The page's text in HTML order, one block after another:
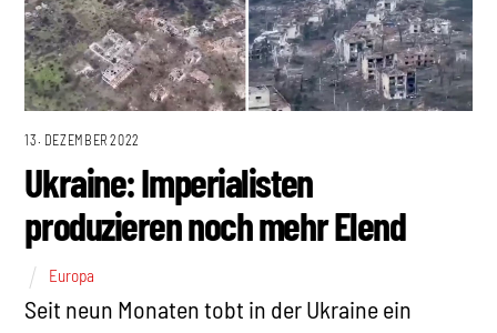
13. DEZEMBER 2022
Ukraine: Imperialisten
produzieren noch mehr Elend
Europa
Seit neun Monaten tobt in der Ukraine ein